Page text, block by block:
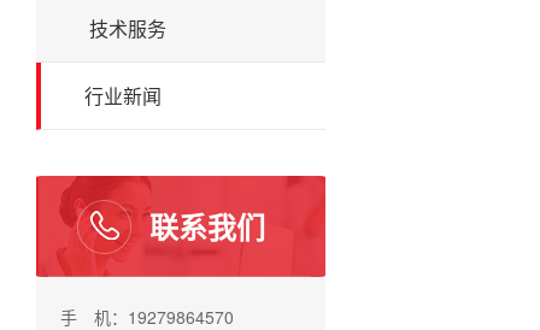
技术服务
行业新闻
联系我们
手 机：19279864570